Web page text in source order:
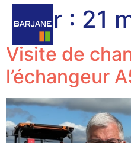
Jour : 21
Visite de
l’échangeur